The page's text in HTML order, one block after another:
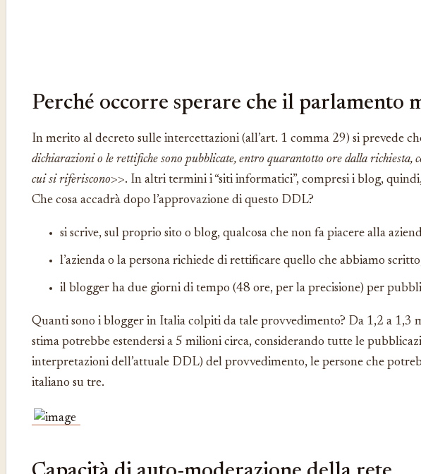
Perché occorre sperare che il parlamento
In merito al decreto sulle intercettazioni (all’art. 1 comma 29) si prevede
dichiarazioni o le rettifiche sono pubblicate, entro quarantotto ore dalla richiesta,
cui si riferiscono>>. In altri termini i “siti informatici”, compresi i blog,
Che cosa accadrà dopo l’approvazione di questo DDL?
si scrive, sul proprio sito o blog, qualcosa che non fa piacere alla
l’azienda o la persona richiede di rettificare quello che abbiamo
il blogger ha due giorni di tempo (48 ore, per la precisione) per
Quanti sono i blogger in Italia colpiti da tale provvedimento? Da 1,2 a
stima potrebbe estendersi a 5 milioni circa, considerando tutte le
interpretazioni dell’attuale DDL) del provvedimento, le persone che
italiano su tre.